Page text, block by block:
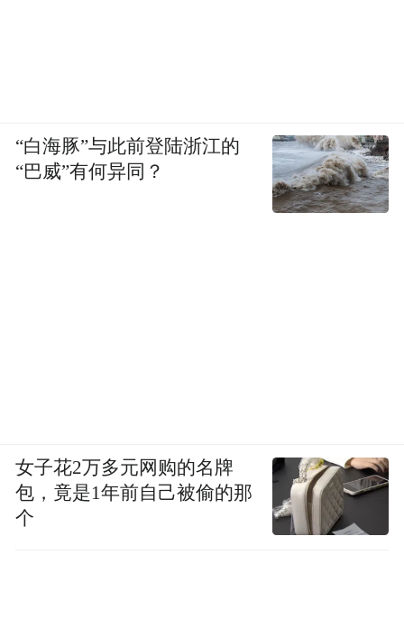
“白海豚”与此前登陆浙江的
“巴威”有何异同？
女子花2万多元网购的名牌
包，竟是1年前自己被偷的那
个